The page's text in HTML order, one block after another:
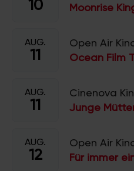
10
Moonrise
AUG.
11
Open Air
Ocean Film
AUG.
11
Cinenova
Junge
AUG.
12
Open Air
Für immer